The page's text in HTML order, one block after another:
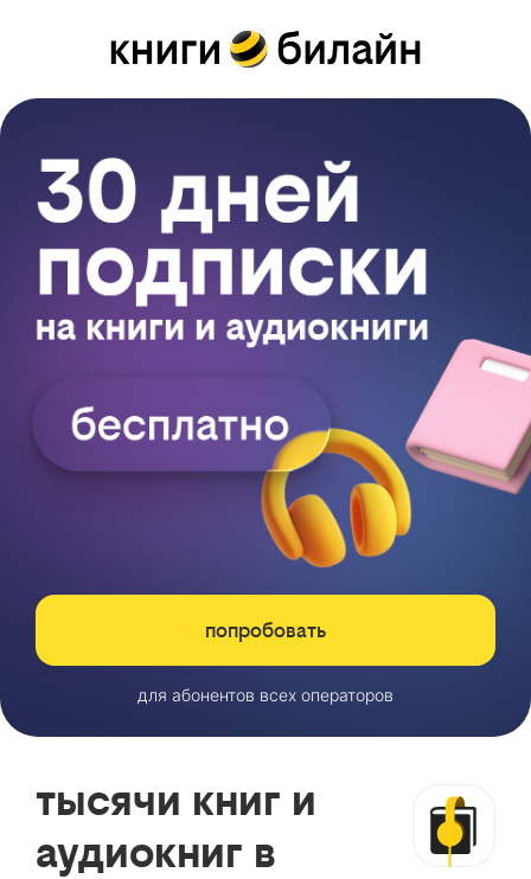
попробовать
для абонентов всех операторов
тысячи книг и
аудиокниг в